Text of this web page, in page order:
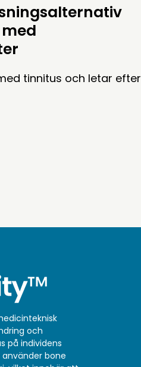
tinnitus och letar efter
och
på individens
använder bone